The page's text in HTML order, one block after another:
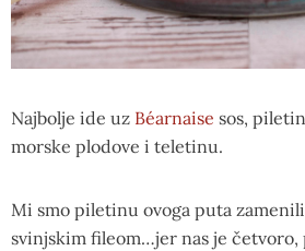
Najbolje ide uz Béarnaise sos,
morske plodove i teletinu.
Mi smo piletinu ovoga puta
svinjskim fileom…jer nas je četvoro,